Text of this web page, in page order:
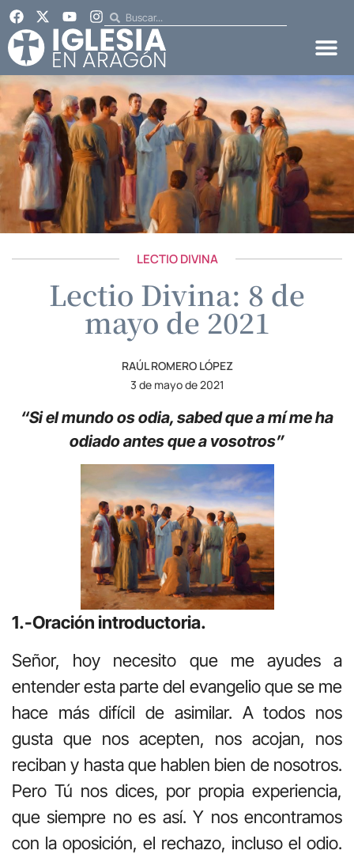
LECTIO DIVINA
Lectio Divina: 8 de
mayo de 2021
RAÚL ROMERO LÓPEZ
3 de mayo de 2021
“Si el mundo os odia, sabed que a mí me ha
odiado antes que a vosotros”
1.-Oración introductoria.
Señor, hoy necesito que me ayudes a
entender esta parte del evangelio que se me
hace más difícil de asimilar. A todos nos
gusta que nos acepten, nos acojan, nos
reciban y hasta que hablen bien de nosotros.
Pero Tú nos dices, por propia experiencia,
que siempre no es así. Y nos encontramos
con la oposición, el rechazo, incluso el odio.